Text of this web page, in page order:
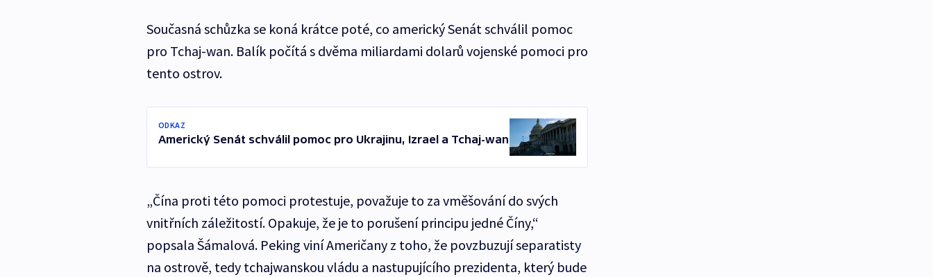
Současná schůzka se koná krátce poté, co americký Senát schválil pomoc
pro Tchaj-wan. Balík počítá s dvěma miliardami dolarů vojenské pomoci pro
tento ostrov.
ODKAZ
Americký Senát schválil pomoc pro Ukrajinu, Izrael a Tchaj-wan
„Čína proti této pomoci protestuje, považuje to za vměšování do svých
vnitřních záležitostí. Opakuje, že je to porušení principu jedné Číny,“
popsala Šámalová. Peking viní Američany z toho, že povzbuzují separatisty
na ostrově, tedy tchajwanskou vládu a nastupujícího prezidenta, který bude